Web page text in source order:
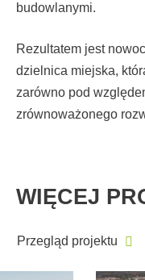
budowlanymi.
Rezultatem jest
dzielnica miejska,
zarówno pod
zrównoważonego
WIĘCEJ
Przegląd projektu